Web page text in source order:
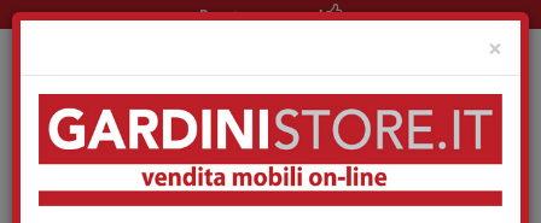
×
Pronta consegna!